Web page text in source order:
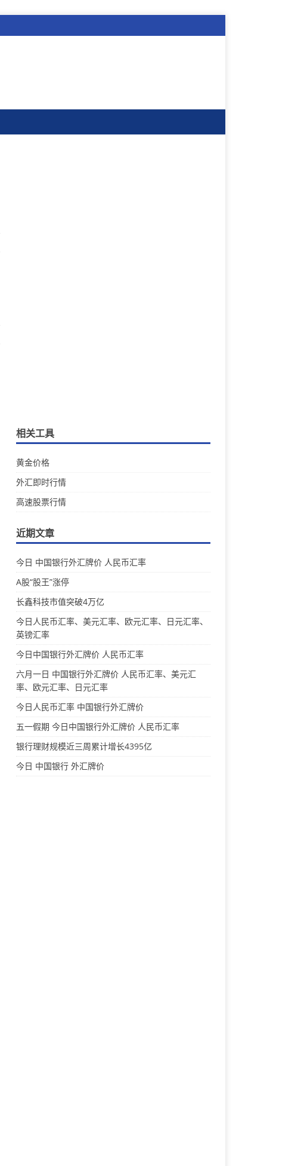
相关工具
黄金价格
外汇即时行情
高速股票行情
近期文章
今日 中国银行外汇牌价 人民币汇率
A股“股王”涨停
长鑫科技市值突破4万亿
今日人民币汇率、美元汇率、欧元汇率、日元汇率、
英镑汇率
今日中国银行外汇牌价 人民币汇率
六月一日 中国银行外汇牌价 人民币汇率、美元汇
率、欧元汇率、日元汇率
今日人民币汇率 中国银行外汇牌价
五一假期 今日中国银行外汇牌价 人民币汇率
银行理财规模近三周累计增长4395亿
今日 中国银行 外汇牌价